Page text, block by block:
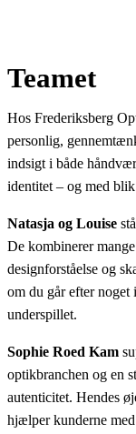
Teamet
Hos Frederiksberg
personlig,
indsigt i både
identitet – og med
Natasja og Louise
De kombinerer
designforståelse og
om du går efter noget
underspillet.
Sophie Roed Kam
optikbranchen og en
autenticitet. Hendes
hjælper kunderne